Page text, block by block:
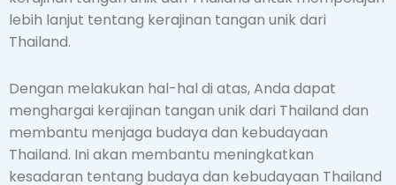
lebih lanjut tentang kerajinan tangan unik dari
Thailand.
Dengan melakukan hal-hal di atas, Anda dapat
menghargai kerajinan tangan unik dari Thailand dan
membantu menjaga budaya dan kebudayaan
Thailand. Ini akan membantu meningkatkan
kesadaran tentang budaya dan kebudayaan Thailand